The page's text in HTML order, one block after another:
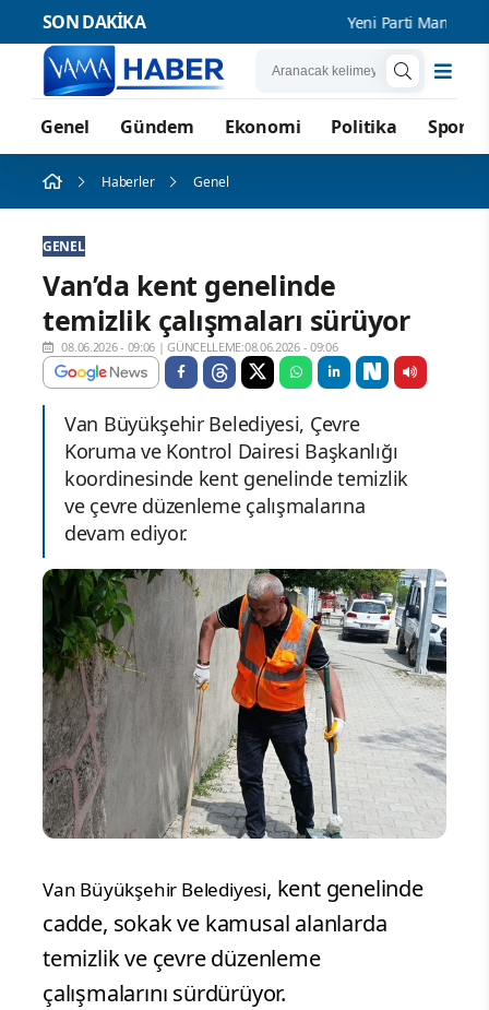
SON DAKİKA Yeni Parti Manisa İl
Genel Gündem Ekonomi Politika Spor
Haberler Genel
GENEL
Van’da kent genelinde
temizlik çalışmaları sürüyor
08.06.2026 - 09:06 |GÜNCELLEME:08.06.2026 - 09:06
Van Büyükşehir Belediyesi, Çevre
Koruma ve Kontrol Dairesi Başkanlığı
koordinesinde kent genelinde temizlik
ve çevre düzenleme çalışmalarına
devam ediyor.
Van Büyükşehir Belediyesi, kent genelinde
cadde, sokak ve kamusal alanlarda
temizlik ve çevre düzenleme
çalışmalarını sürdürüyor.